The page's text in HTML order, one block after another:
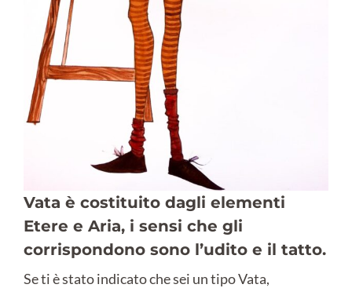
Vata è costituito dagli elementi
Etere e Aria, i sensi che gli
corrispondono sono l’udito e il tatto.
Se ti è stato indicato che sei un tipo Vata,